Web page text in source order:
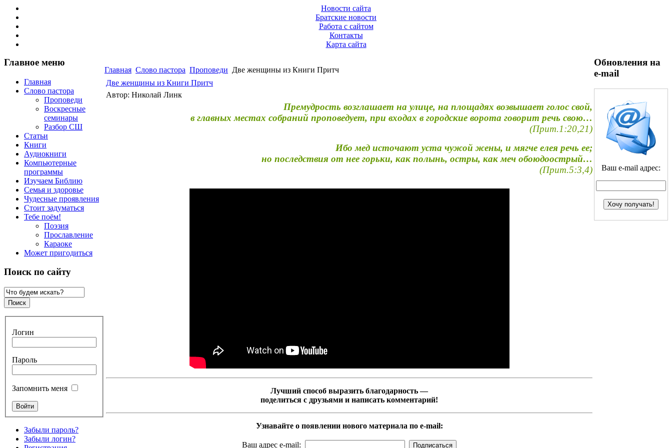
Новости сайта
Братские новости
Работа с сайтом
Контакты
Карта сайта
Главное меню
Главная
Слово пастора
Проповеди
Воскресные
семинары
Разбор СШ
Статьи
Книги
Аудиокниги
Компьютерные
программы
Изучаем Библию
Семья и здоровье
Чудесные проявления
Стоит задуматься
Тебе поём!
Поэзия
Прославление
Караоке
Может пригодиться
Поиск по сайту
Логин
Пароль
Запомнить меня
Забыли пароль?
Забыли логин?
Главная Слово пастора Проповеди Две женщины из Книги Притч
Две женщины из Книги Притч
Автор: Николай Линк
Премудрость возглашает на улице, на площадях возвышает голос свой,
в главных местах собраний проповедует, при входах в городские ворота говорит речь свою…
(Прит.1:20,21)
Ибо мед источают уста чужой жены, и мягче елея речь ее;
но последствия от нее горьки, как полынь, остры, как меч обоюдоострый…
(Прит.5:3,4)
Лучший способ выразить благодарность —
поделиться с друзьями и написать комментарий!
Узнавайте о появлении нового материала по e-mail:
Ваш адрес e-mail:
Обновления на
e-mail
Ваш e-mail адрес: